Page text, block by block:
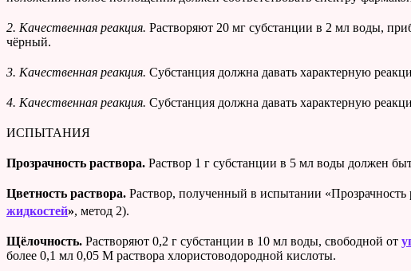
2. Качественная реакция. Растворяют 20 мг субстанции в 2 мл воды,
чёрный.
3. Качественная реакция. Субстанция должна давать характерную
4. Качественная реакция. Субстанция должна давать характерную
ИСПЫТАНИЯ
Прозрачность раствора. Раствор 1 г субстанции в 5 мл воды должен
Цветность раствора. Раствор, полученный в испытании
жидкостей», метод 2).
Щёлочность. Растворяют 0,2 г субстанции в 10 мл воды, свободной от
более 0,1 мл 0,05 М раствора хлористоводородной кислоты.